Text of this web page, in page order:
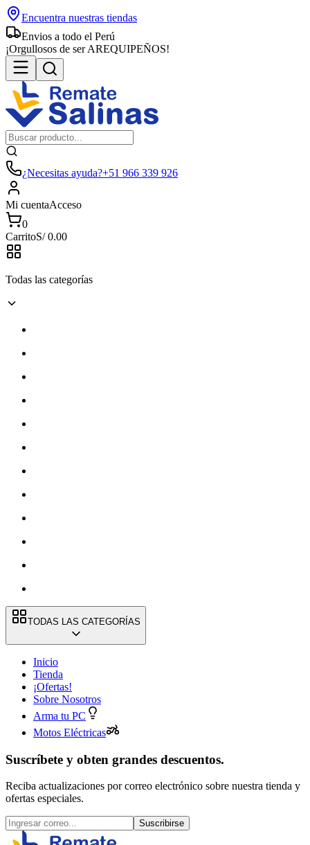
Encuentra nuestras tiendas
Envios a todo el Perú
¡Orgullosos de ser AREQUIPEÑOS!
¿Necesitas ayuda?+51 966 339 926
Mi cuentaAcceso
0
CarritoS/0.00
Todas las categorías
TODAS LAS CATEGORÍAS
Inicio
Tienda
¡Ofertas!
Sobre Nosotros
Arma tu PC
Motos Eléctricas
Suscríbete y obten grandes descuentos.
Reciba actualizaciones por correo electrónico sobre nuestra tienda y
ofertas especiales.
Suscribirse